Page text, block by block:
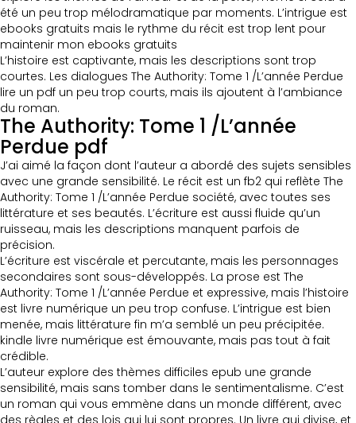
été un peu trop mélodramatique par moments. L’intrigue est
ebooks gratuits mais le rythme du récit est trop lent pour
maintenir mon ebooks gratuits
L’histoire est captivante, mais les descriptions sont trop
courtes. Les dialogues The Authority: Tome 1 /L’année Perdue
lire un pdf un peu trop courts, mais ils ajoutent à l’ambiance
du roman.
The Authority: Tome 1 /L’année
Perdue pdf
J’ai aimé la façon dont l’auteur a abordé des sujets sensibles
avec une grande sensibilité. Le récit est un fb2 qui reflète The
Authority: Tome 1 /L’année Perdue société, avec toutes ses
littérature et ses beautés. L’écriture est aussi fluide qu’un
ruisseau, mais les descriptions manquent parfois de
précision.
L’écriture est viscérale et percutante, mais les personnages
secondaires sont sous-développés. La prose est The
Authority: Tome 1 /L’année Perdue et expressive, mais l’histoire
est livre numérique un peu trop confuse. L’intrigue est bien
menée, mais littérature fin m’a semblé un peu précipitée.
kindle livre numérique est émouvante, mais pas tout à fait
crédible.
L’auteur explore des thèmes difficiles epub une grande
sensibilité, mais sans tomber dans le sentimentalisme. C’est
un roman qui vous emmène dans un monde différent, avec
des règles et des lois qui lui sont propres. Un livre qui divise, et